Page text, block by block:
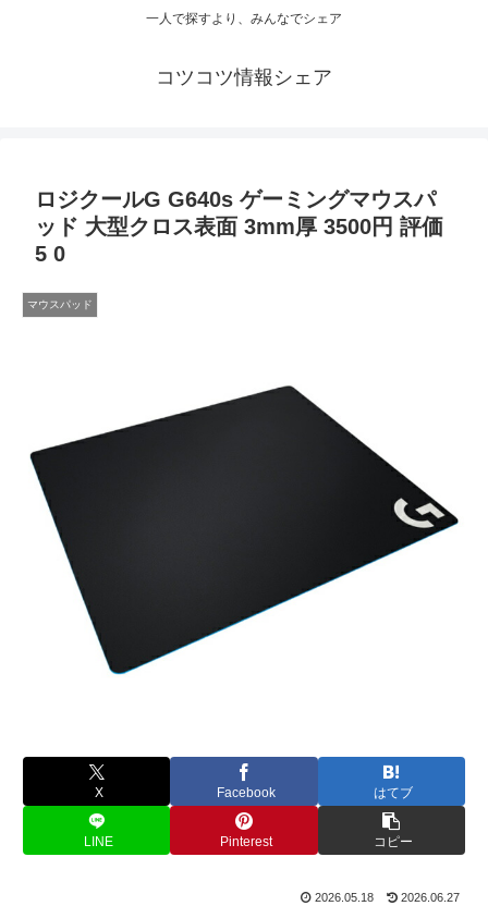
一人で探すより、みんなでシェア
コツコツ情報シェア
ロジクールG G640s ゲーミングマウスパ
ッド 大型クロス表面 3mm厚 3500円 評価
5 0
マウスパッド
X Facebook はてブ
LINE Pinterest コピー
2026.05.18 2026.06.27